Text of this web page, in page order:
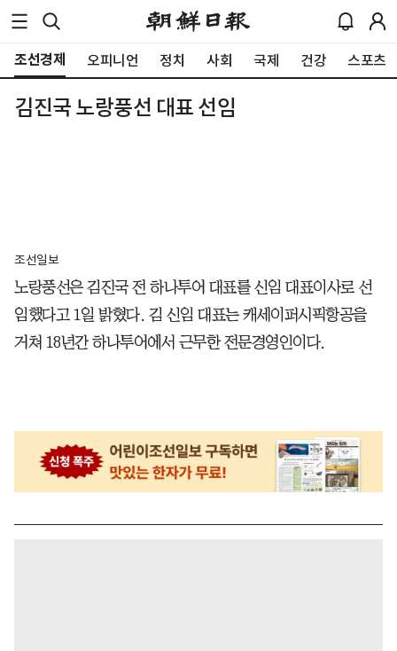
조선경제 오피니언 정치 사회 국제 건강 스포츠
김진국 노랑풍선 대표 선임
조선일보
노랑풍선은 김진국 전 하나투어 대표를 신임 대표이사로 선
임했다고 1일 밝혔다. 김 신임 대표는 캐세이퍼시픽항공을
거쳐 18년간 하나투어에서 근무한 전문경영인이다.